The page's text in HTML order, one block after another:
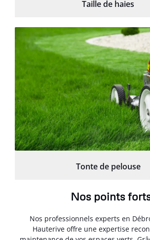
Taille de haies
Tonte de pelouse
Nos points
Nos professionnels experts en
Hauterive offre une expertise